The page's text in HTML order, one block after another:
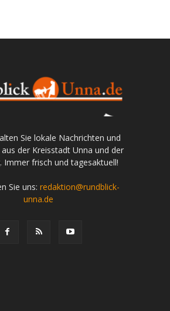
Sie lokale Nachrichten und
der Kreisstadt Unna und der
Immer frisch und tagesaktuell!
Sie uns: redaktion@rundblick-
unna.de